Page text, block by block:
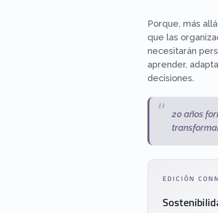
Porque, más
que las
necesitarán
aprender,
decisiones.
“
20 años
EDICIÓN